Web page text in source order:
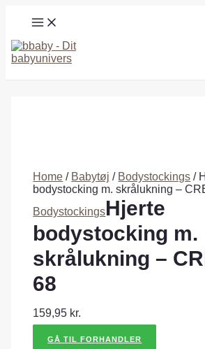
MAIN
MENU
Home / Babytøj / Bodystockings /
bodystocking m. skrålukning –
BodystockingsHjerte
bodystocking m.
skrålukning –
68
159,95 kr.
GÅ TIL FORHANDLER